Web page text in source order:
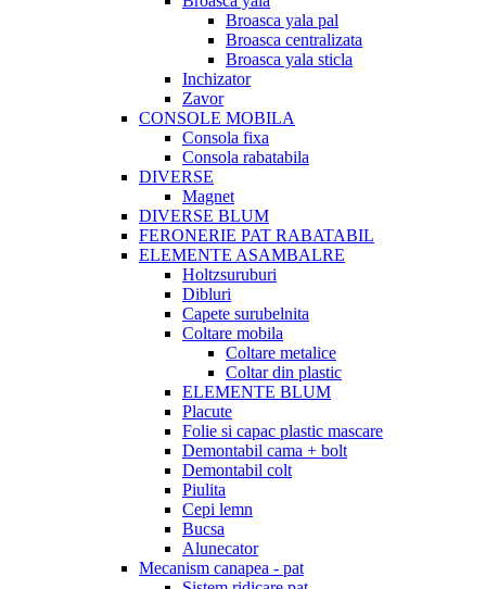
Broasca yala pal
Broasca centralizata
Broasca yala sticla
Inchizator
Zavor
CONSOLE MOBILA
Consola fixa
Consola rabatabila
DIVERSE
Magnet
DIVERSE BLUM
FERONERIE PAT RABATABIL
ELEMENTE ASAMBALRE
Holtzsuruburi
Dibluri
Capete surubelnita
Coltare mobila
Coltare metalice
Coltar din plastic
ELEMENTE BLUM
Placute
Folie si capac plastic mascare
Demontabil cama + bolt
Demontabil colt
Piulita
Cepi lemn
Bucsa
Alunecator
Mecanism canapea - pat